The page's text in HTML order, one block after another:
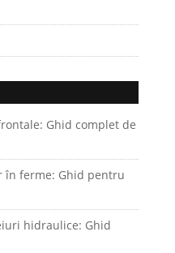
Ghid complet de
ferme: Ghid pentru
hidraulice: Ghid